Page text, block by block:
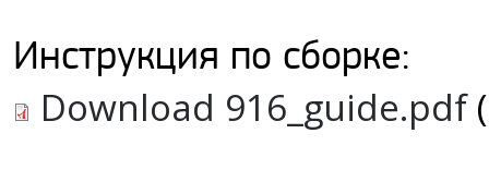
Инструкция по сборке:
Download 916_guide.pdf